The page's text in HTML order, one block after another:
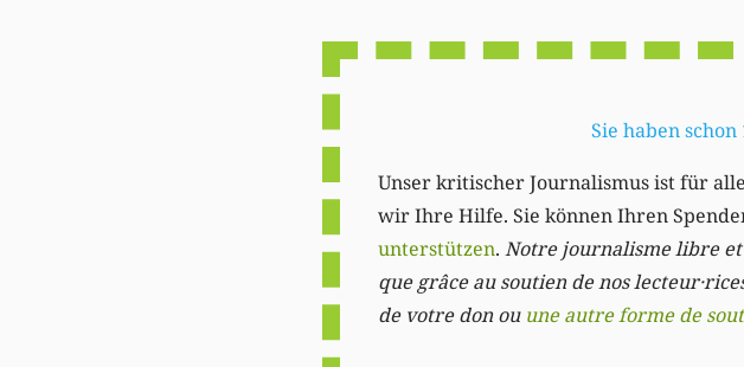
Sie haben
Unser kritischer Journalismus ist für
wir Ihre Hilfe. Sie können Ihren
unterstützen. Notre journalisme libre et
que grâce au soutien de nos
de votre don ou une autre forme de